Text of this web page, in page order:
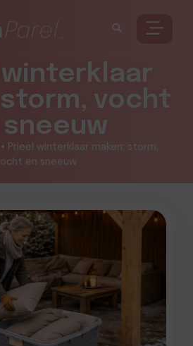
vocht
• Prieel winterklaar maken: storm,
en sneeuw